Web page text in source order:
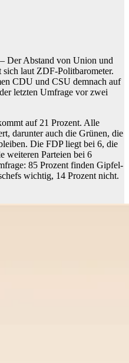
– Der Abstand von Union und
laut ZDF-Politbarometer.
CDU und CSU demnach auf
letzten Umfrage vor zwei
auf 21 Prozent. Alle
darunter auch die Grünen, die
Die FDP liegt bei 6, die
weiteren Parteien bei 6
85 Prozent finden Gipfel-
wichtig, 14 Prozent nicht.